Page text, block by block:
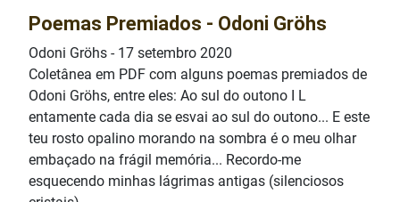
Poemas Premiados - Odoni Gröhs
Odoni Gröhs - 17 setembro 2020
Coletânea em PDF com alguns poemas premiados de
Odoni Gröhs, entre eles: Ao sul do outono I L
entamente cada dia se esvai ao sul do outono... E este
teu rosto opalino morando na sombra é o meu olhar
embaçado na frágil memória... Recordo-me
esquecendo minhas lágrimas antigas (silenciosos